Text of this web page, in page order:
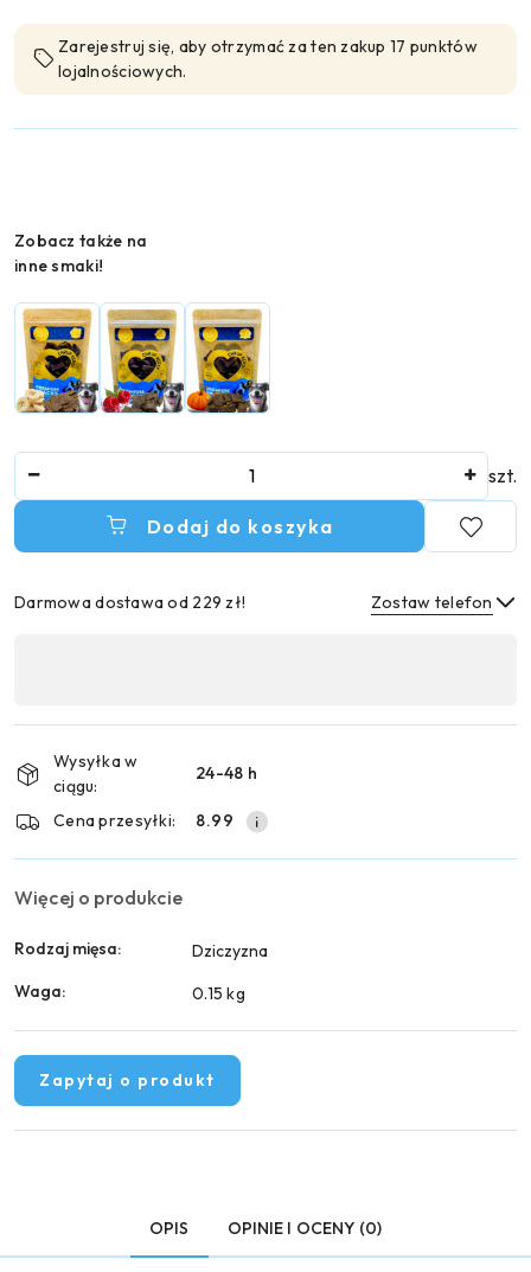
Zarejestruj się, aby otrzymać za ten zakup 17 punktów
lojalnościowych.
Wariant
Zobacz także na
inne smaki!
szt.
Dodaj do koszyka
Darmowa dostawa od 229 zł! Zostaw telefon
dostawa
Wysyłka w
ciągu:
24-48 h
Cena przesyłki: 8.99
Więcej o produkcie
Rodzaj mięsa:
Dziczyzna
Waga:
0.15 kg
Zapytaj o produkt
OPIS OPINIE I OCENY (0)